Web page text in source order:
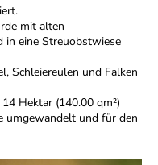
mit alten
in eine Streuobstwiese
Schleiereulen und Falken
Hektar (140.00 qm²)
umgewandelt und für den